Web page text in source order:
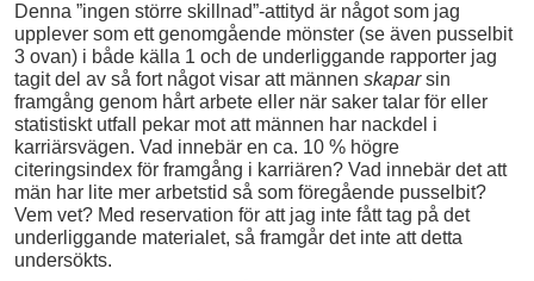
Denna ”ingen större skillnad”-attityd är något som jag
upplever som ett genomgående mönster (se även pusselbit
3 ovan) i både källa 1 och de underliggande rapporter jag
tagit del av så fort något visar att männen skaparsin
framgång genom hårt arbete eller när saker talar för eller
statistiskt utfall pekar mot att männen har nackdel i
karriärsvägen. Vad innebär en ca. 10 % högre
citeringsindex för framgång i karriären? Vad innebär det att
män har lite mer arbetstid så som föregående pusselbit?
Vem vet? Med reservation för att jag inte fått tag på det
underliggande materialet, så framgår det inte att detta
undersökts.